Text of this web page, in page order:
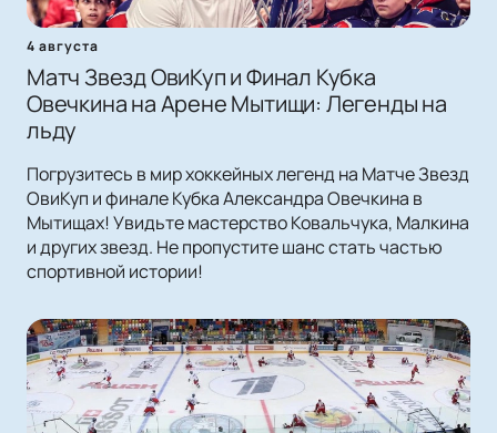
4 августа
Матч Звезд ОвиКуп и Финал Кубка
Овечкина на Арене Мытищи: Легенды на
льду
Погрузитесь в мир хоккейных легенд на Матче Звезд
ОвиКуп и финале Кубка Александра Овечкина в
Мытищах! Увидьте мастерство Ковальчука, Малкина
и других звезд. Не пропустите шанс стать частью
спортивной истории!